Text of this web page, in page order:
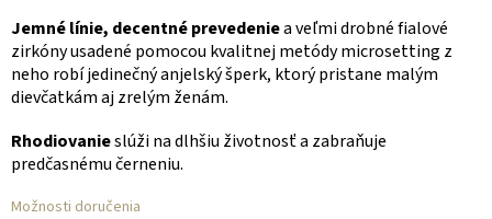
Možnosti doručenia
Jemné línie, decentné prevedeniea veľmi drobné fialové
zirkóny usadené pomocou kvalitnej metódy microsetting z
neho robí jedinečný anjelský šperk, ktorý pristane malým
dievčatkám aj zrelým ženám.
Rhodiovanieslúži na dlhšiu životnosť a zabraňuje
predčasnému černeniu.